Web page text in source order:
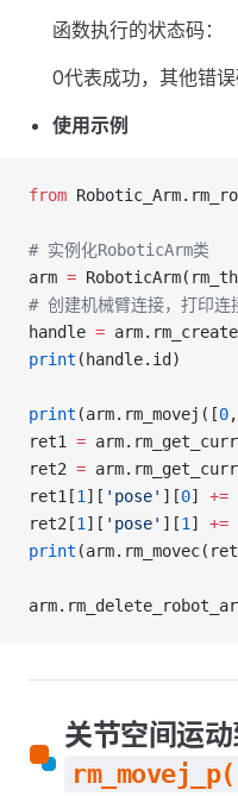
函数执行的状态码：
0代表成功，其他错
使用示例
from
# 实例化RoboticArm类
arm =
# 创建机械臂连接，打印连
handle =
print (handle.id)
print (arm.rm_movej([0,
ret1 =
ret2 =
ret1[1 ][ 'pose' ][0] +=
ret2[1 ][ 'pose' ][1 ] +=
print
关节空间运